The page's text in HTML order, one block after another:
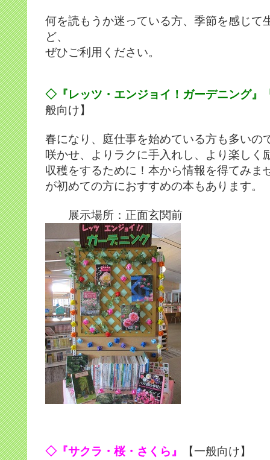
何を読もうか迷っている方、季節を感じて
ど、
ぜひご利用ください。
◇『レッツ・エンジョイ！ガーデニング』
般向け】
春になり、庭仕事を始めている方も多いの
咲かせ、よりラクに手入れし、より楽しく
収穫をするために！本から情報を得てみま
が初めての方におすすめの本もあります。
展示場所：正面玄関前
◇『サクラ・桜・さくら』 【一般向け】